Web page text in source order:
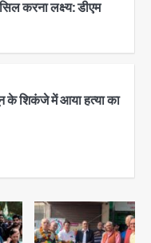
करना लक्ष्य: डीएम
के शिकंजे में आया हत्या का
क्राइम ब्रांच